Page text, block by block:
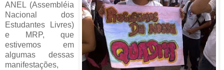
ANEL (Assembléia
Nacional dos
Estudantes Livres)
e MRP, que
estivemos em
algumas dessas
manifestações,